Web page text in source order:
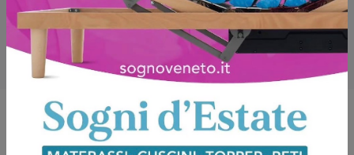
Potrebbero piacerti anche